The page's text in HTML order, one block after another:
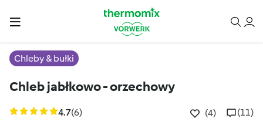
Chleby & bułki
Chleb jabłkowo - orzechowy
4.7(6) (4) (11)